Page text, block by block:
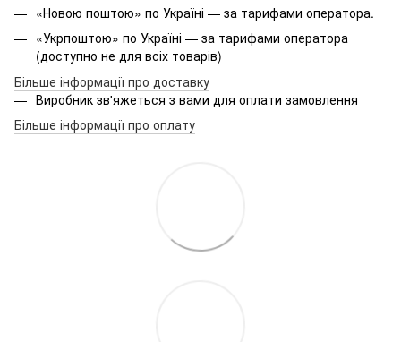
«Новою поштою» по Україні — за тарифами оператора.
«Укрпоштою» по Україні — за тарифами оператора
(доступно не для всіх товарів)
Більше інформації про доставку
Виробник зв'яжеться з вами для оплати замовлення
Більше інформації про оплату